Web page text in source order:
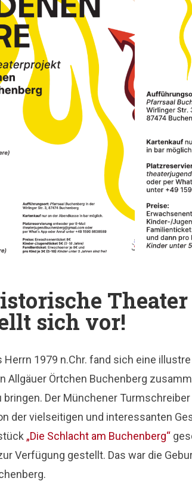
sich vor!
Herrn 1979 n.Chr. fand sich eine
Allgäuer Örtchen Buchenberg
bringen. Der Münchener Turmschreiber
der vielseitigen und interessanten
„Die Schlacht am Buchenberg“
Verfügung gestellt. Das war die